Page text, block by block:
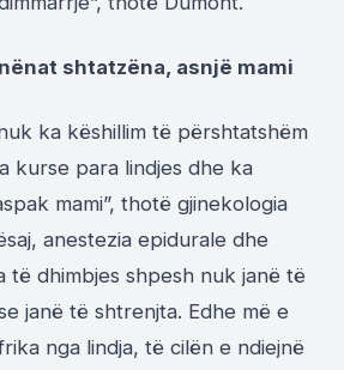
shtatzëna, asnjë mami
ka këshillim të përshtatshëm
kurse para lindjes dhe ka
mami”, thotë gjinekologia
anestezia epidurale dhe
të dhimbjes shpesh nuk janë të
janë të shtrenjta. Edhe më e
nga lindja, të cilën e ndiejnë